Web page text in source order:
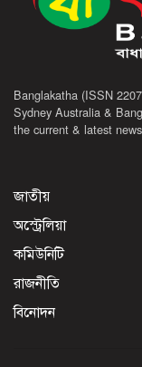
Banglakatha (ISSN
Sydney Australia &
the current & latest
জাতীয়
অস্ট্রেলিয়া
কমিউনিটি
রাজনীতি
বিনোদন